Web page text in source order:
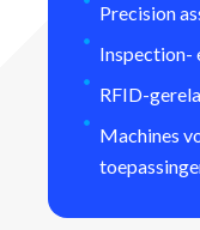
Precision
Inspection-
RFID-
Machines